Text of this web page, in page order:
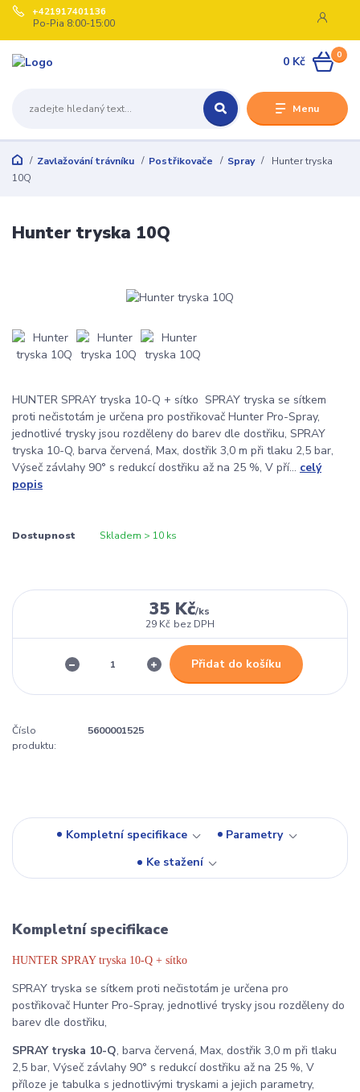
Menu
+421917401136
Po-Pia 8:00-15:00
0
0 Kč
Zavlažování trávníku Postřikovače Spray
Hunter tryska
10Q
Hunter tryska 10Q
HUNTER SPRAY tryska 10-Q + sítko SPRAY tryska se sítkem
proti nečistotám je určena pro postřikovač Hunter Pro-Spray,
jednotlivé trysky jsou rozděleny do barev dle dostřiku, SPRAY
tryska 10-Q, barva červená, Max, dostřik 3,0 m při tlaku 2,5 bar,
Výseč závlahy 90° s redukcí dostřiku až na 25 %, V pří... celý
popis
Dostupnost Skladem > 10 ks
35 Kč/ks
29 Kč bez DPH
Přidat do košíku
Číslo
produktu:
5600001525
Kompletní specifikace
Parametry
Ke stažení
Kompletní specifikace
HUNTER SPRAY tryska 10-Q + sítko
SPRAY tryska se sítkem proti nečistotám je určena pro
postřikovač Hunter Pro-Spray, jednotlivé trysky jsou rozděleny do
barev dle dostřiku,
SPRAY tryska 10-Q, barva červená, Max, dostřik 3,0 m při tlaku
2,5 bar, Výseč závlahy 90° s redukcí dostřiku až na 25 %, V
příloze je tabulka s jednotlivými tryskami a jejich parametry,